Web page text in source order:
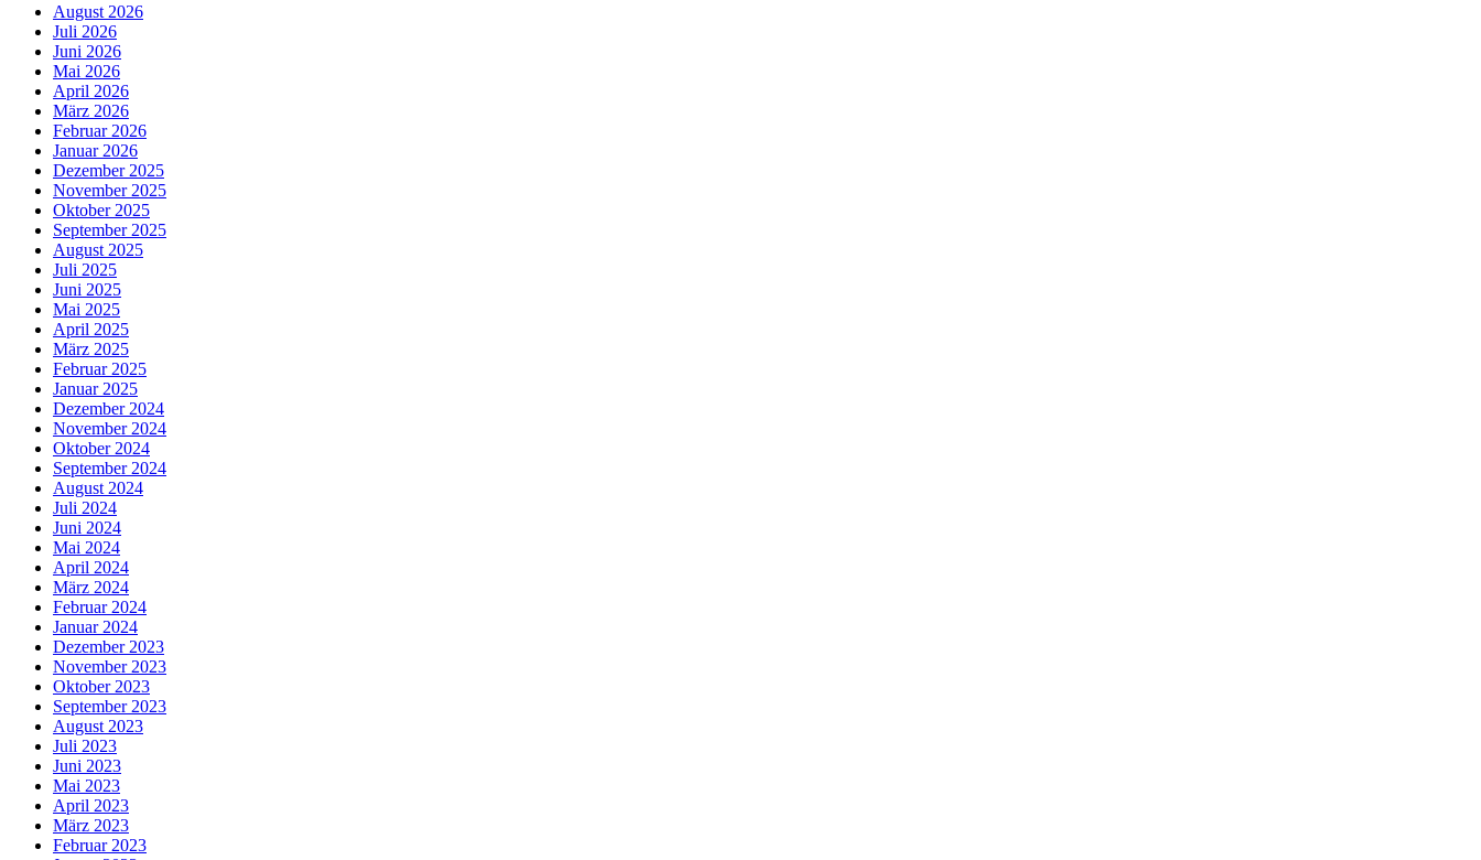
August 2026
Juli 2026
Juni 2026
Mai 2026
April 2026
März 2026
Februar 2026
Januar 2026
Dezember 2025
November 2025
Oktober 2025
September 2025
August 2025
Juli 2025
Juni 2025
Mai 2025
April 2025
März 2025
Februar 2025
Januar 2025
Dezember 2024
November 2024
Oktober 2024
September 2024
August 2024
Juli 2024
Juni 2024
Mai 2024
April 2024
März 2024
Februar 2024
Januar 2024
Dezember 2023
November 2023
Oktober 2023
September 2023
August 2023
Juli 2023
Juni 2023
Mai 2023
April 2023
März 2023
Februar 2023